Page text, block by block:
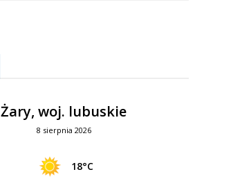
Żary, woj. lubuskie
8 sierpnia 2026
18°C